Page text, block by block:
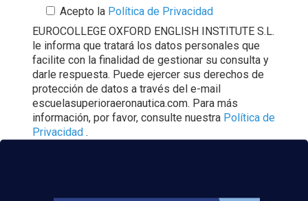
Acepto laPolítica de Privacidad
EUROCOLLEGE OXFORD ENGLISH INSTITUTE S.L.
le informa que tratará los datos personales que
facilite con la finalidad de gestionar su consulta y
darle respuesta. Puede ejercer sus derechos de
protección de datos a través del e-mail
escuelasuperioraeronautica.com. Para más
información, por favor, consulte nuestra Política de
Privacidad .